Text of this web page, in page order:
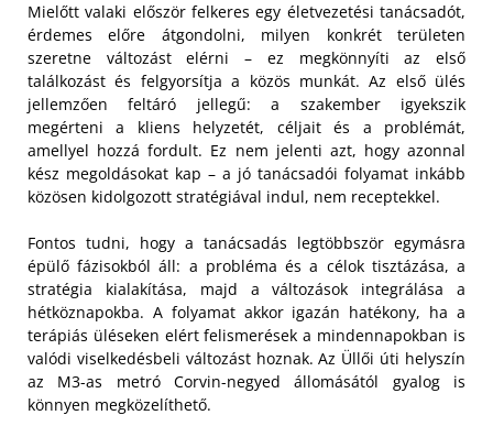
Mielőtt valaki először felkeres egy életvezetési tanácsadót,
érdemes előre átgondolni, milyen konkrét területen
szeretne változást elérni – ez megkönnyíti az első
találkozást és felgyorsítja a közös munkát. Az első ülés
jellemzően feltáró jellegű: a szakember igyekszik
megérteni a kliens helyzetét, céljait és a problémát,
amellyel hozzá fordult. Ez nem jelenti azt, hogy azonnal
kész megoldásokat kap – a jó tanácsadói folyamat inkább
közösen kidolgozott stratégiával indul, nem receptekkel.
Fontos tudni, hogy a tanácsadás legtöbbször egymásra
épülő fázisokból áll: a probléma és a célok tisztázása, a
stratégia kialakítása, majd a változások integrálása a
hétköznapokba. A folyamat akkor igazán hatékony, ha a
terápiás üléseken elért felismerések a mindennapokban is
valódi viselkedésbeli változást hoznak. Az Üllői úti helyszín
az M3-as metró Corvin-negyed állomásától gyalog is
könnyen megközelíthető.